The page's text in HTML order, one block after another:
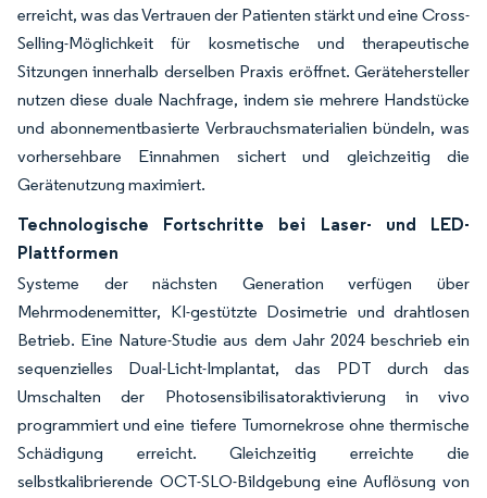
erreicht, was das Vertrauen der Patienten stärkt und eine Cross-
Selling-Möglichkeit für kosmetische und therapeutische
Sitzungen innerhalb derselben Praxis eröffnet. Gerätehersteller
nutzen diese duale Nachfrage, indem sie mehrere Handstücke
und abonnementbasierte Verbrauchsmaterialien bündeln, was
vorhersehbare Einnahmen sichert und gleichzeitig die
Gerätenutzung maximiert.
Technologische Fortschritte bei Laser- und LED-
Plattformen
Systeme der nächsten Generation verfügen über
Mehrmodenemitter, KI-gestützte Dosimetrie und drahtlosen
Betrieb. Eine Nature-Studie aus dem Jahr 2024 beschrieb ein
sequenzielles Dual-Licht-Implantat, das PDT durch das
Umschalten der Photosensibilisatoraktivierung in vivo
programmiert und eine tiefere Tumornekrose ohne thermische
Schädigung erreicht. Gleichzeitig erreichte die
selbstkalibrierende OCT-SLO-Bildgebung eine Auflösung von